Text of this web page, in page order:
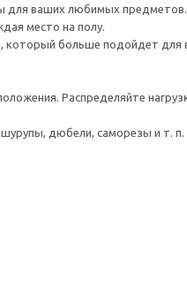
для ваших любимых предметов.
место на полу.
который больше подойдет для
Распределяйте
дюбели, саморезы и т. п.